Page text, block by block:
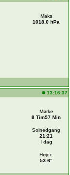
Maks
1018.0 hPa
13:16:37
Mørke
8 Tim57 Min
Solnedgang
21:21
I dag
Højde
53.6°